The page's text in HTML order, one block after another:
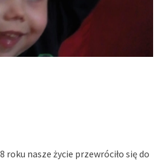
roku nasze życie przewróciło się do